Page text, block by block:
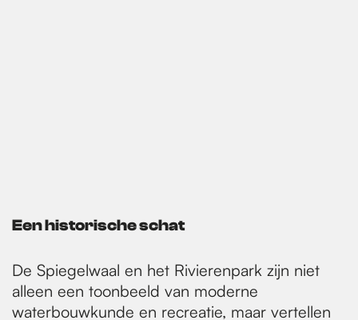
Een historische schat
De Spiegelwaal en het Rivierenpark zijn niet
alleen een toonbeeld van moderne
waterbouwkunde en recreatie, maar vertellen